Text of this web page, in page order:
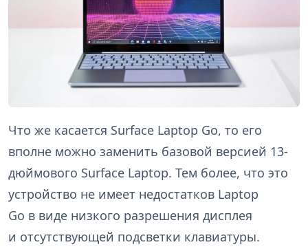
Что же касается Surface Laptop Go, то его
вполне можно заменить базовой версией 13-
дюймового Surface Laptop. Тем более, что это
устройство не имеет недостатков Laptop
Go в виде низкого разрешения дисплея
и отсутствующей подсветки клавиатуры.